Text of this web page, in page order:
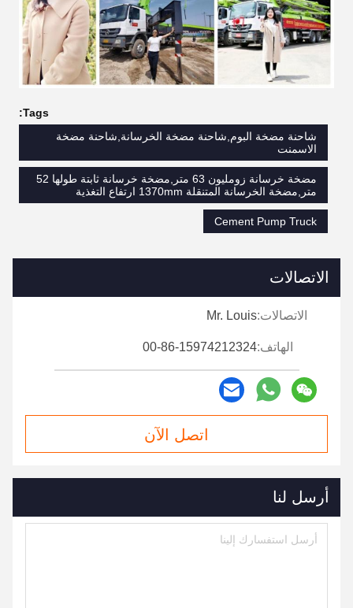
Tags:
شاحنة مضخة البوم,شاحنة مضخة الخرسانة,شاحنة مضخة
الاسمنت
مضخة خرسانة زومليون 63 متر,مضخة خرسانة ثابتة طولها 52
متر,مضخة الخرسانة المتنقلة 1370mm ارتفاع التغذية
Cement Pump Truck
الاتصالات
الاتصالات:Mr. Louis
الهاتف:00-86-15974212324
اتصل الآن
أرسل لنا